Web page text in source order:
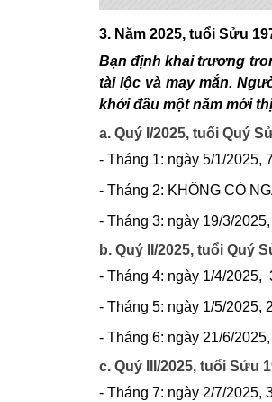
3. Năm 2025, tuổi Sửu
Bạn định khai trương
tài lộc và may mắn.
khởi đầu một năm mới
a. Quý I/2025, tuổi Quý
- Tháng 1: ngày 5/1/2025,
- Tháng 2: KHÔNG CÓ
- Tháng 3: ngày 19/3/
b. Quý II/2025, tuổi Quý
- Tháng 4: ngày 1/4/2025,
- Tháng 5: ngày 1/5/2025,
- Tháng 6: ngày 21/6/
c. Quý III/2025, tuổi Sửu
- Tháng 7: ngày 2/7/2025,